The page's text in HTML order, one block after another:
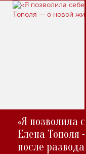
«Я позволила
Елена Тополя
после развода